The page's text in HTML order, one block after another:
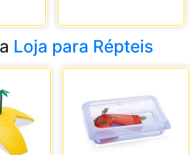
Loja para Répteis